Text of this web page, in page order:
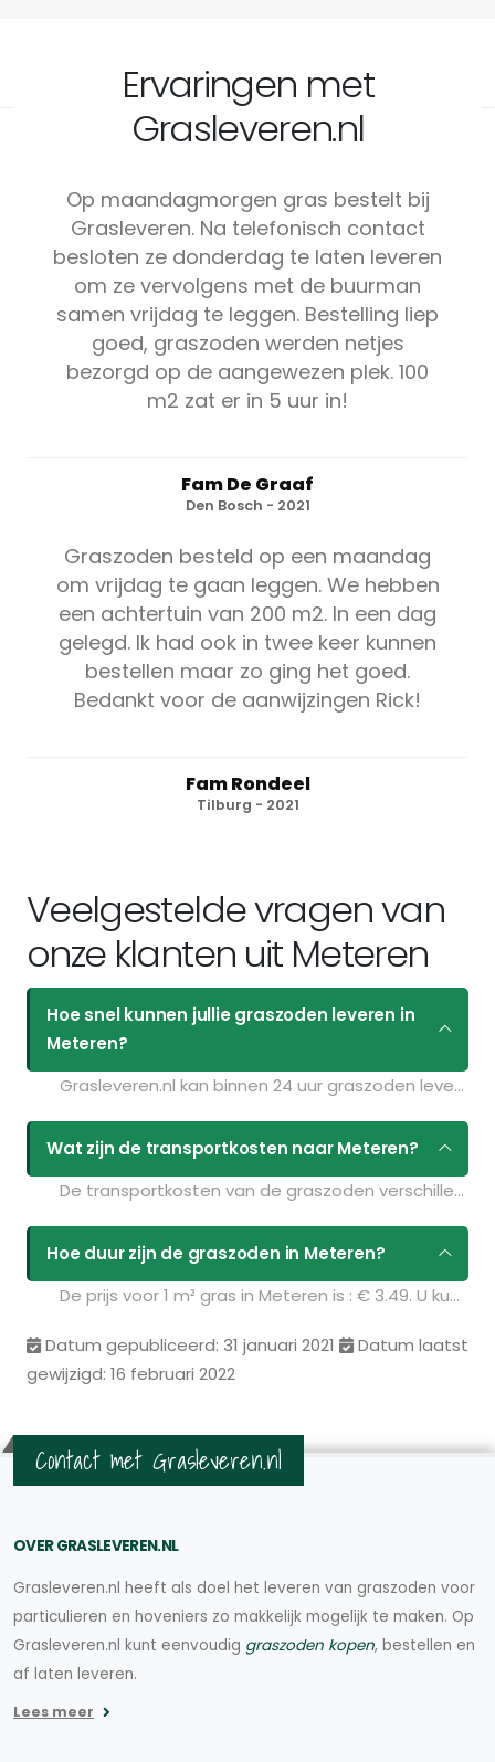
Ervaringen met
Grasleveren.nl
Op maandagmorgen gras bestelt bij
Grasleveren. Na telefonisch contact
besloten ze donderdag te laten leveren
om ze vervolgens met de buurman
samen vrijdag te leggen. Bestelling liep
goed, graszoden werden netjes
bezorgd op de aangewezen plek. 100
m2 zat er in 5 uur in!
Fam De Graaf
Den Bosch - 2021
Graszoden besteld op een maandag
om vrijdag te gaan leggen. We hebben
een achtertuin van 200 m2. In een dag
gelegd. Ik had ook in twee keer kunnen
bestellen maar zo ging het goed.
Bedankt voor de aanwijzingen Rick!
Fam Rondeel
Tilburg - 2021
Veelgestelde vragen van
onze klanten uit Meteren
Hoe snel kunnen jullie graszoden leveren in
Meteren?
Grasleveren.nl kan binnen 24 uur graszoden leveren in Meteren. Als u bijvoorbeeld graszoden op maandag bestelt voor 11:30 kunt u ze de volgende dag geleverd krijgen. Kijk voor de actuele leverdagen op de pagina
Wat zijn de transportkosten naar Meteren?
De transportkosten van de graszoden verschillen per postcodegebied en zijn afhankelijk van de hoeveelheid graszoden die u bestelt. Bent u benieuwd naar de prijzen? Vul uw gegevens in op de pagina
Hoe duur zijn de graszoden in Meteren?
De prijs voor 1 m² gras in Meteren is : € 3.49. U kunt deze graszoden bestellen via de volgende link:
Datum gepubliceerd: 31 januari 2021
Datum laatst
gewijzigd: 16 februari 2022
Contact met Grasleveren.nl
OVER GRASLEVEREN.NL
Grasleveren.nl heeft als doel het leveren van graszoden voor
particulieren en hoveniers zo makkelijk mogelijk te maken. Op
Grasleveren.nl kunt eenvoudig graszoden kopen, bestellen en
af laten leveren.
Lees meer